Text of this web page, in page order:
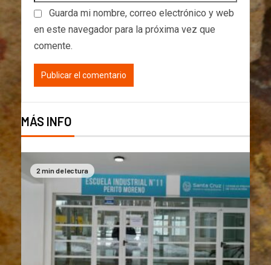
Guarda mi nombre, correo electrónico y web
en este navegador para la próxima vez que
comente.
MÁS INFO
2 min de lectura